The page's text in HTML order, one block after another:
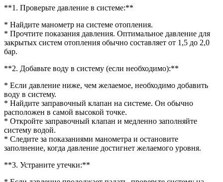
**1. Проверьте давление в системе:**
* Найдите манометр на системе отопления.
* Прочтите показания давления. Оптимальное давление для
закрытых систем отопления обычно составляет от 1,5 до 2,0
бар.
**2. Добавьте воду в систему (если необходимо):**
* Если давление ниже, чем желаемое, необходимо добавить
воду в систему.
* Найдите заправочный клапан на системе. Он обычно
расположен в самой высокой точке.
* Откройте заправочный клапан и медленно заполняйте
систему водой.
* Следите за показаниями манометра и остановите
заполнение, когда давление достигнет желаемого уровня.
**3. Устраните утечки:**